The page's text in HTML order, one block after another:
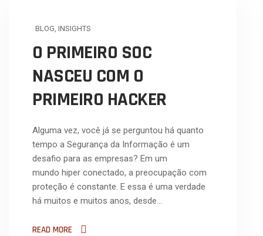
BLOG, INSIGHTS
O PRIMEIRO SOC
NASCEU COM O
PRIMEIRO HACKER
Alguma vez, você já se perguntou há quanto
tempo a Segurança da Informação é um
desafio para as empresas? Em um
mundo hiper conectado, a preocupação com
proteção é constante. E essa é uma verdade
há muitos e muitos anos, desde…
READ MORE